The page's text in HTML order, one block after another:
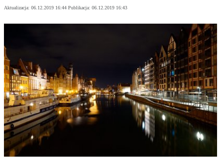
Aktualizacja: 06.12.2019 16:44 Publikacja: 06.12.2019 16:43